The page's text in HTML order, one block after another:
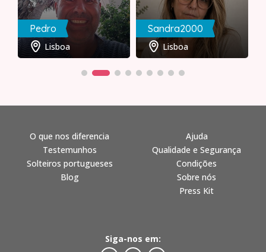
Pedro
Lisboa
Sandra2000
Lisboa
O que nos diferencia
Testemunhos
Solteiros portugueses
Blog
Ajuda
Qualidade e Segurança
Condições
Sobre nós
Press Kit
Siga-nos em: